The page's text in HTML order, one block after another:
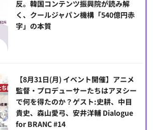
反。韓国コンテンツ振興院が読み解
く、クールジャパン機構「540億円赤
字」の本質
【8月31日(月) イベント開催】アニメ
監督・プロデューサーたちはアヌシー
で何を得たのか？ゲスト:史耕、中目
貴史、森山愛弓、安井洋輔 Dialogue
for BRANC #14